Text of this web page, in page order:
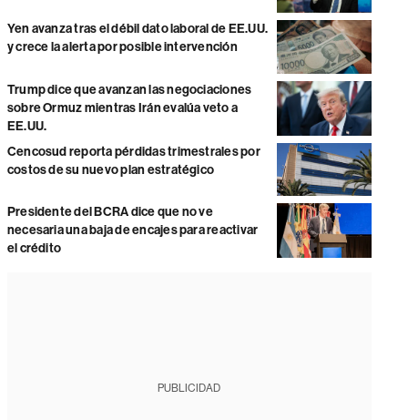
Yen avanza tras el débil dato laboral de EE.UU.
y crece la alerta por posible intervención
Trump dice que avanzan las negociaciones
sobre Ormuz mientras Irán evalúa veto a
EE.UU.
Cencosud reporta pérdidas trimestrales por
costos de su nuevo plan estratégico
Presidente del BCRA dice que no ve
necesaria una baja de encajes para reactivar
el crédito
PUBLICIDAD